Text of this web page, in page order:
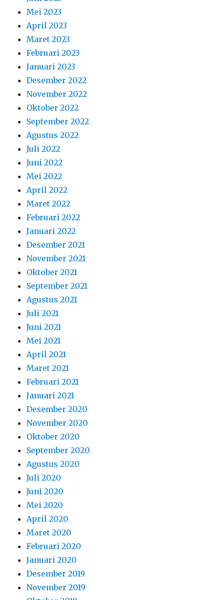
Mei 2023
April 2023
Maret 2023
Februari 2023
Januari 2023
Desember 2022
November 2022
Oktober 2022
September 2022
Agustus 2022
Juli 2022
Juni 2022
Mei 2022
April 2022
Maret 2022
Februari 2022
Januari 2022
Desember 2021
November 2021
Oktober 2021
September 2021
Agustus 2021
Juli 2021
Juni 2021
Mei 2021
April 2021
Maret 2021
Februari 2021
Januari 2021
Desember 2020
November 2020
Oktober 2020
September 2020
Agustus 2020
Juli 2020
Juni 2020
Mei 2020
April 2020
Maret 2020
Februari 2020
Januari 2020
Desember 2019
November 2019